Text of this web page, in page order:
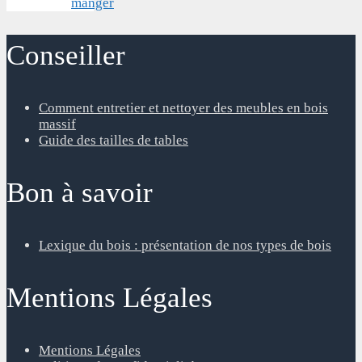
Conseiller
Comment entretier et nettoyer des meubles en bois
massif
Guide des tailles de tables
Bon à savoir
Lexique du bois : présentation de nos types de bois
Mentions Légales
Mentions Légales